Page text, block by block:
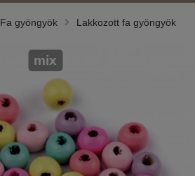
Fa gyöngyök Lakkozott fa gyöngyök
mix